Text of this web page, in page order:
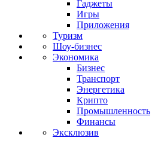
Гаджеты
Игры
Приложения
Туризм
Шоу-бизнес
Экономика
Бизнес
Транспорт
Энергетика
Крипто
Промышленность
Финансы
Эксклюзив